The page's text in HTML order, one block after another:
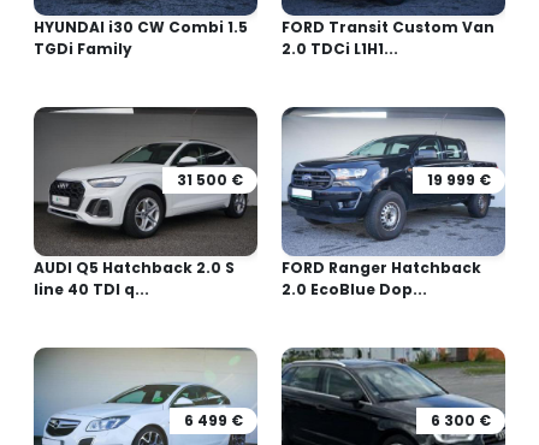
HYUNDAI i30 CW Combi 1.5
TGDi Family
FORD Transit Custom Van
2.0 TDCi L1H1...
31 500 €
AUDI Q5 Hatchback 2.0 S
line 40 TDI q...
19 999 €
FORD Ranger Hatchback
2.0 EcoBlue Dop...
6 499 € 6 300 €